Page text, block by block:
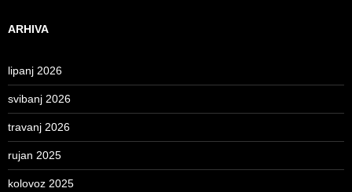
ARHIVA
lipanj 2026
svibanj 2026
travanj 2026
rujan 2025
kolovoz 2025